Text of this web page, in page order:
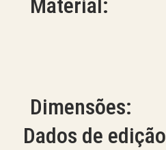
Material:
Dimensões:
Dados de edição